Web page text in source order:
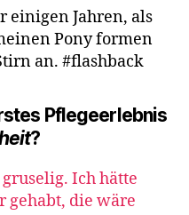
einigen Jahren, als
Pony formen
an. #flashback
Pflegeerlebnis
?
Ich hätte
gehabt, die wäre